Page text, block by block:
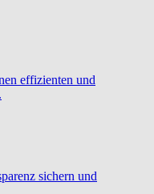
effizienten und
sichern und